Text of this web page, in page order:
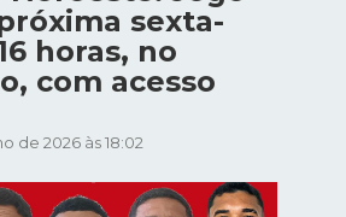
sexta-
horas, no
com acesso
de 2026 às 18:02